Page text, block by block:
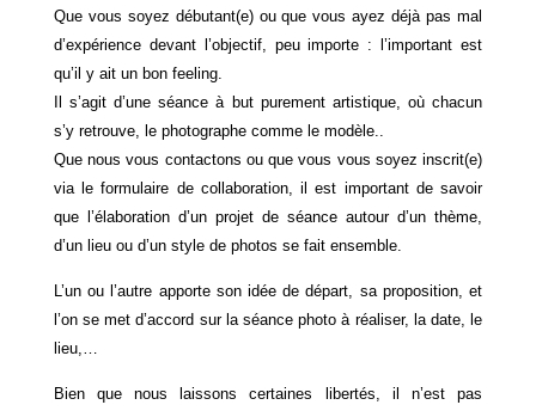
Que vous soyez débutant(e) ou que vous ayez déjà pas mal
d’expérience devant l’objectif, peu importe : l’important est
qu’il y ait un bon feeling.
Il s’agit d’une séance à but purement artistique, où chacun
s’y retrouve, le photographe comme le modèle..
Que nous vous contactons ou que vous vous soyez inscrit(e)
via le formulaire de collaboration, il est important de savoir
que l’élaboration d’un projet de séance autour d’un thème,
d’un lieu ou d’un style de photos se fait ensemble.
L’un ou l’autre apporte son idée de départ, sa proposition, et
l’on se met d’accord sur la séance photo à réaliser, la date, le
lieu,…
Bien que nous laissons certaines libertés, il n’est pas